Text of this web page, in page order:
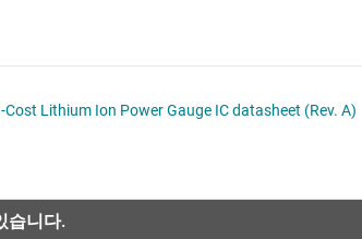
Cost Lithium Ion Power Gauge IC datasheet (Rev. A)
습니다.